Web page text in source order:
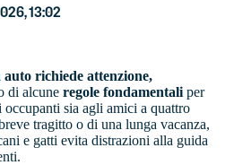
13:02
richiede attenzione,
di alcune regole fondamentali per
occupanti sia agli amici a quattro
tragitto o di una lunga vacanza,
e gatti evita distrazioni alla guida